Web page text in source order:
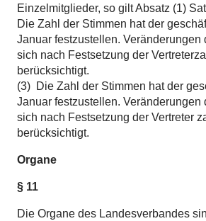
Einzelmitglieder, so gilt Absatz (1)
Die Zahl der Stimmen hat der
Januar festzustellen.
sich nach Festsetzung der
berücksichtigt.
(3) Die Zahl der Stimmen hat der
Januar festzustellen.
sich nach Festsetzung der Vertreter
berücksichtigt.
Organe
§ 11
Die Organe des Landesverbandes